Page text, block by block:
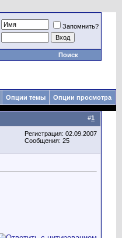
Запомнить?
Поиск
Опции темы Опции просмотра
#1
Регистрация: 02.09.2007
Сообщения: 25